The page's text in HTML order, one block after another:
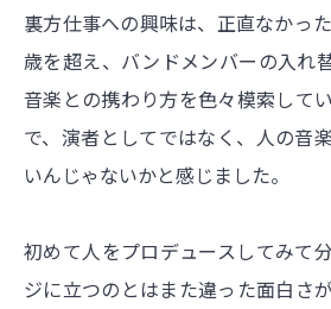
裏方仕事への興味は、正直なかっ
歳を超え、バンドメンバーの入れ
音楽との携わり方を色々模索して
で、演者としてではなく、人の音
いんじゃないかと感じました。
初めて人をプロデュースしてみて
ジに立つのとはまた違った面白さ